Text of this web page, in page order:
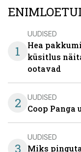
1
UUDISED
Hea
küsitlus
ootavad
2 UUDISED
Coop Panga
3
UUDISED
Miks